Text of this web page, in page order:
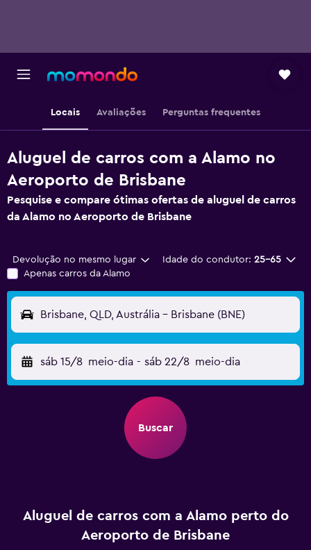
Locais Avaliações Perguntas frequentes
Aluguel de carros com a Alamo no
Aeroporto de Brisbane
Pesquise e compare ótimas ofertas de aluguel de carros
da Alamo no Aeroporto de Brisbane
Devolução no mesmo lugar Idade do condutor: 25-65
Apenas carros da Alamo
Brisbane, QLD, Austrália - Brisbane (BNE)
sáb 15/8 meio-dia - sáb 22/8 meio-dia
Buscar
Aluguel de carros com a Alamo perto do
Aeroporto de Brisbane